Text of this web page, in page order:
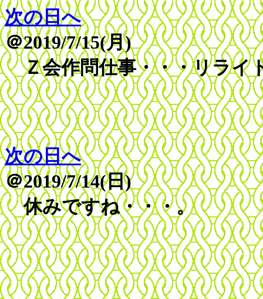
次の日へ
＠2019/7/15(月)
Ｚ会作問仕事・・・リライ
次の日へ
＠2019/7/14(日)
休みですね・・・。